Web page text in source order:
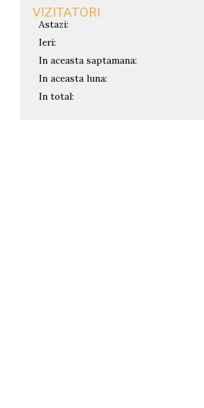
VIZITATORI
Astazi:
Ieri:
In aceasta saptamana:
In aceasta luna:
In total: